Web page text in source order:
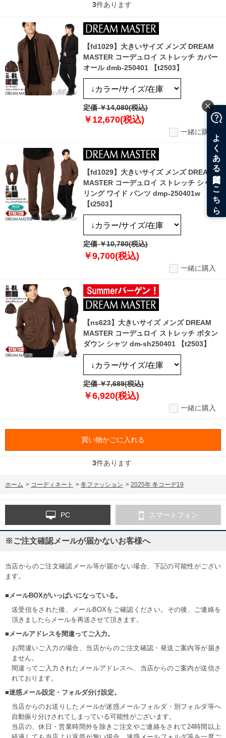
3件あります
【fd1029】大きいサイズ メンズ DREAM
MASTER コーデュロイ ストレッチ カバー
オール dmb-250401 【t2503】
定価 ￥14,080(税込)
￥12,670(税込)
一緒に購入
【fd1029】大きいサイズ メンズ DREAM
MASTER コーデュロイ ストレッチ シャー
リング ワイド パンツ dmp-250401w
【t2503】
定価 ￥10,780(税込)
￥9,700(税込)
一緒に購入
【ns623】大きいサイズ メンズ DREAM
MASTER コーデュロイ ストレッチ ボタン
ダウン シャツ dm-sh250401 【t2503】
定価 ￥7,689(税込)
￥6,920(税込)
一緒に購入
買い物かごに入れる
3件あります
ホーム > コーディネート > 冬ファッション > 2025年 冬コーデ19
PC スマートフォン
※ご注文確認メールが届かないお客様へ
当店からのご注文確認メール等が届かない場合、下記の可能性がござい
ます。
■メールBOXがいっぱいになっている。
送受信をされた後、メールBOXをご確認ください。その後、ご連絡を
頂きましたらメールを再送させて頂きます。
■メールアドレスを間違ってご入力。
お間違いご入力の場合、当店からのご注文確認・発送ご案内等が届き
ません。
間違ってご入力されたメールアドレスへ、当店からのご案内が送信さ
れております。
■迷惑メール設定・フォルダ分け設定。
当店からのお送りしたメールが迷惑メールフォルダ・別フォルダ等へ
自動振り分けされてしまっている可能性がございます。
当店の、休日・営業時間外を除きご注文やご連絡をされて24時間以上